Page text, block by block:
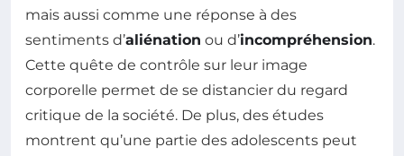
mais aussi comme une réponse à des
sentiments d’aliénation ou d’incompréhension.
Cette quête de contrôle sur leur image
corporelle permet de se distancier du regard
critique de la société. De plus, des études
montrent qu’une partie des adolescents peut